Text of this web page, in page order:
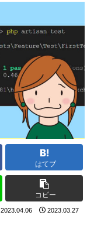
はてブ
コピー
2023.04.06 2023.03.27